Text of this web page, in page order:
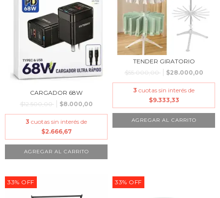
CARGADOR 68W
$12.500,00
$8.000,00
3 cuotas sin interés de
$2.666,67
TENDER GIRATORIO
$55.000,00
$28.000,00
3 cuotas sin interés de
$9.333,33
33% OFF 33% OFF